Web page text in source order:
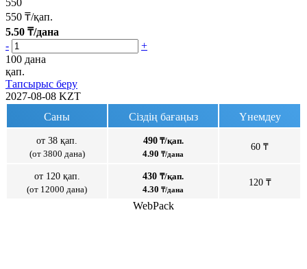
550 ₸/қап.
5.50 ₸/дана
-
+
100 дана
қап.
Тапсырыс беру
2027-08-08 KZT
Саны
Сіздің бағаңыз Үнемдеу
от 38 қап.
(от 3800 дана)
490₸/қап.
4.90 ₸/дана
60 ₸
от 120 қап.
(от 12000 дана)
430 ₸/қап.
4.30 ₸/дана
120 ₸
WebPack